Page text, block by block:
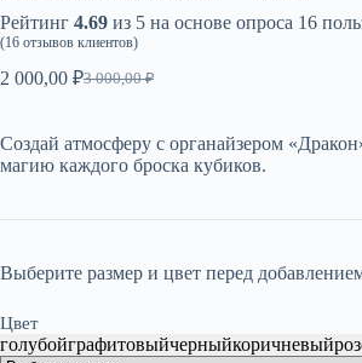
Рейтинг 4.69 из 5 на основе опроса 16
(16 отзывов клиентов)
3 000,00₽
Первоначальная
3
000,00 ₽.
2 000,00 ₽
Текущая
000,00 ₽.
Создай атмосферу с органайзером
магию каждого броска кубиков.
Выберите размер и цвет перед
Цвет
голубойграфитовыйчерныйкоричневый